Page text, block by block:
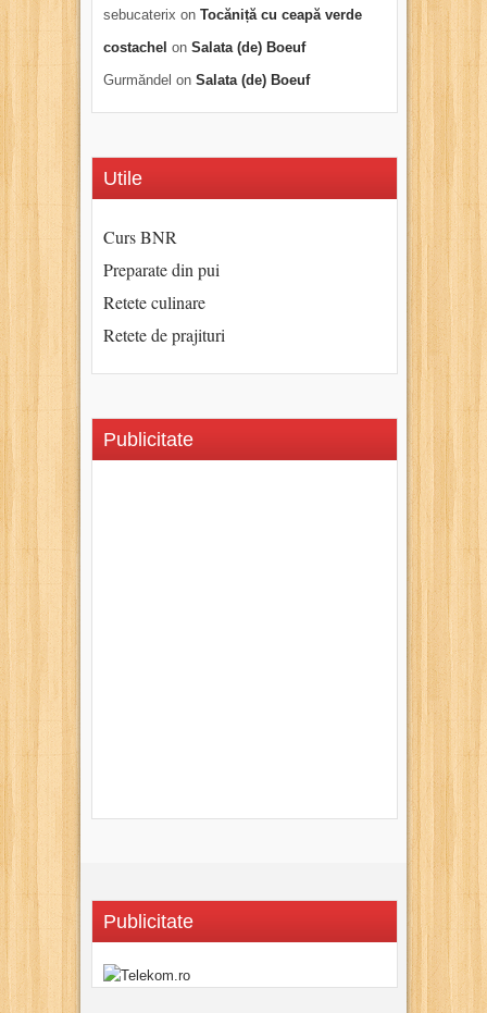
sebucaterix on Tocăniță cu ceapă verde
costachel on Salata (de) Boeuf
Gurmăndel on Salata (de) Boeuf
Utile
Curs BNR
Preparate din pui
Retete culinare
Retete de prajituri
Publicitate
Publicitate